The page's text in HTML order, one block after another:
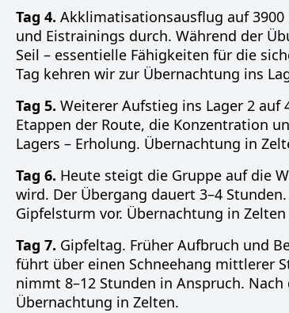
Tag 4. Akklimatisationsausflug auf
und Eistrainings durch. Während der
Seil – essentielle Fähigkeiten für die
Tag kehren wir zur Übernachtung ins
Tag 5. Weiterer Aufstieg ins Lager 2
Etappen der Route, die Konzentration
Lagers – Erholung. Übernachtung in
Tag 6. Heute steigt die Gruppe auf die
wird. Der Übergang dauert 3–4
Gipfelsturm vor. Übernachtung in Zelten
Tag 7. Gipfeltag. Früher Aufbruch und
führt über einen Schneehang mittlerer
nimmt 8–12 Stunden in Anspruch.
Übernachtung in Zelten.